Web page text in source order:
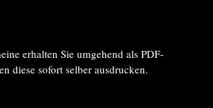
erhalten Sie umgehend als PDF-
diese sofort selber ausdrucken.